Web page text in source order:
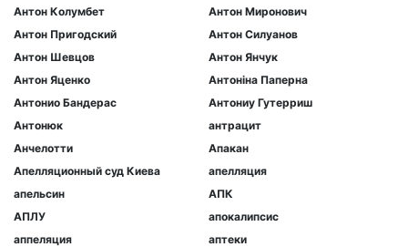
Антон Колумбет
Антон Миронович
Антон Пригодский
Антон Силуанов
Антон Шевцов
Антон Янчук
Антон Яценко
Антоніна Паперна
Антонио Бандерас
Антониу Гутерриш
Антонюк
антрацит
Анчелотти
Апакан
Апелляционный суд Киева
апелляция
апельсин
АПК
АПЛУ
апокалипсис
аппеляция
аптеки